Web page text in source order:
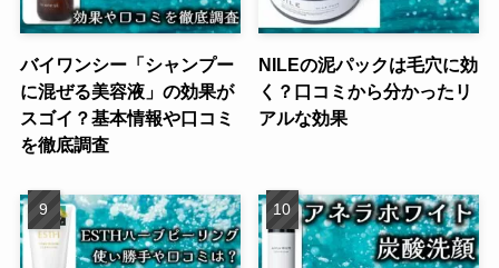
バイワンシー「シャンプー
に混ぜる美容液」の効果が
スゴイ？基本情報や口コミ
を徹底調査
NILEの泥パックは毛穴に効
く？口コミから分かったリ
アルな効果